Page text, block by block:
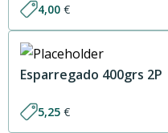
4,00 €
Esparregado 400grs 2P
5,25 €